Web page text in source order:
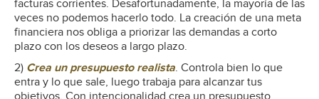
facturas corrientes. Desafortunadamente, la mayoría de las
veces no podemos hacerlo todo. La creación de una meta
financiera nos obliga a priorizar las demandas a corto
plazo con los deseos a largo plazo.
2) Crea un presupuesto realista. Controla bien lo que
entra y lo que sale, luego trabaja para alcanzar tus
objetivos. Con intencionalidad crea un presupuesto